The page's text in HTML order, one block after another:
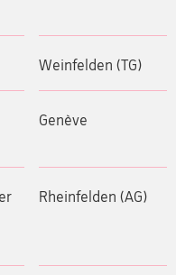
Weinfelden (TG)
Genève
Rheinfelden (AG)